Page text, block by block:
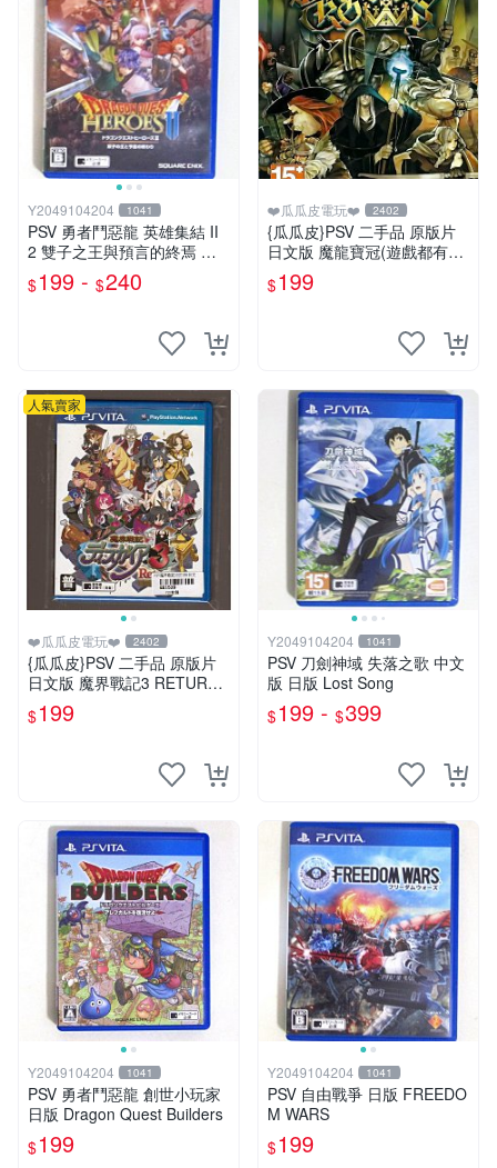
Y2049104204 1041
PSV 勇者鬥惡龍 英雄集結 II
2 雙子之王與預言的終焉 日
版
$199 - $240
❤️瓜瓜皮電玩❤️ 2402
{瓜瓜皮}PSV 二手品 原版片
日文版 魔龍寶冠(遊戲都有回
收)
$199
人氣賣家
❤️瓜瓜皮電玩❤️ 2402
{瓜瓜皮}PSV 二手品 原版片
日文版 魔界戰記3 RETURN
(遊戲都有回收)
$199
Y2049104204 1041
PSV 刀劍神域 失落之歌 中文
版 日版 Lost Song
$199 - $399
Y2049104204 1041
PSV 勇者鬥惡龍 創世小玩家
日版 Dragon Quest Builders
$199
Y2049104204 1041
PSV 自由戰爭 日版 FREEDO
M WARS
$199